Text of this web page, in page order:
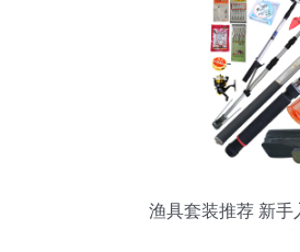
渔具套装推荐 新手